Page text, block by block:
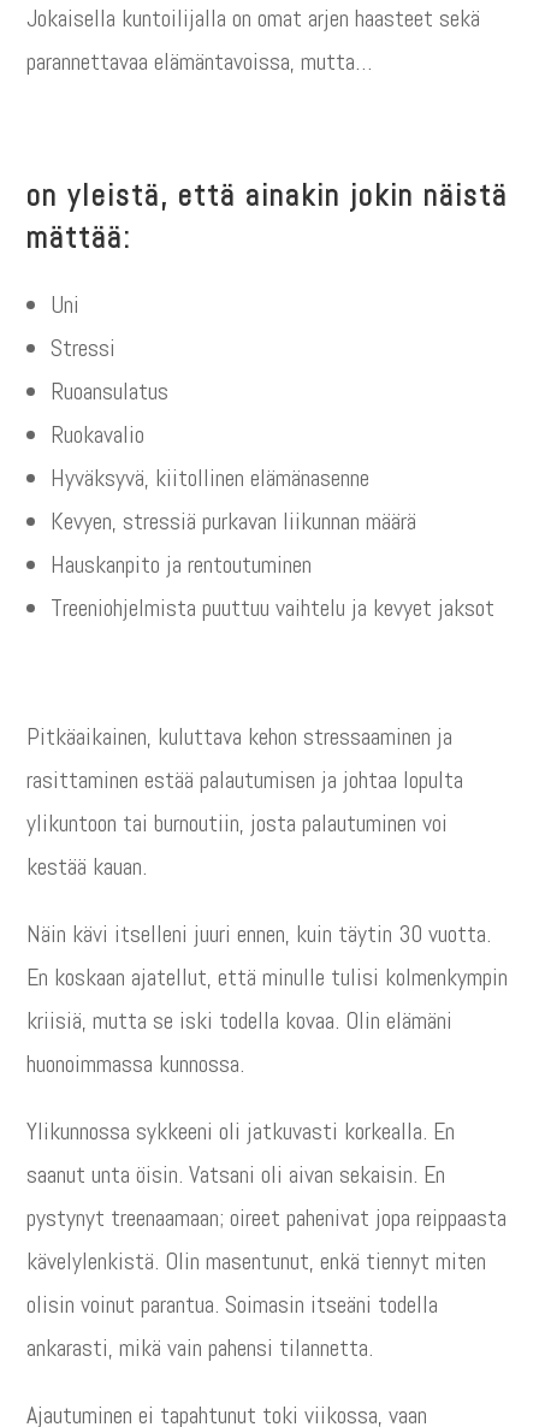
Jokaisella kuntoilijalla on omat arjen haasteet sekä
parannettavaa elämäntavoissa, mutta…
on yleistä, että ainakin jokin näistä
mättää:
Uni
Stressi
Ruoansulatus
Ruokavalio
Hyväksyvä, kiitollinen elämänasenne
Kevyen, stressiä purkavan liikunnan määrä
Hauskanpito ja rentoutuminen
Treeniohjelmista puuttuu vaihtelu ja kevyet jaksot
Pitkäaikainen, kuluttava kehon stressaaminen ja
rasittaminen estää palautumisen ja johtaa lopulta
ylikuntoon tai burnoutiin, josta palautuminen voi
kestää kauan.
Näin kävi itselleni juuri ennen, kuin täytin 30 vuotta.
En koskaan ajatellut, että minulle tulisi kolmenkympin
kriisiä, mutta se iski todella kovaa. Olin elämäni
huonoimmassa kunnossa.
Ylikunnossa sykkeeni oli jatkuvasti korkealla. En
saanut unta öisin. Vatsani oli aivan sekaisin. En
pystynyt treenaamaan; oireet pahenivat jopa reippaasta
kävelylenkistä. Olin masentunut, enkä tiennyt miten
olisin voinut parantua. Soimasin itseäni todella
ankarasti, mikä vain pahensi tilannetta.
Ajautuminen ei tapahtunut toki viikossa, vaan